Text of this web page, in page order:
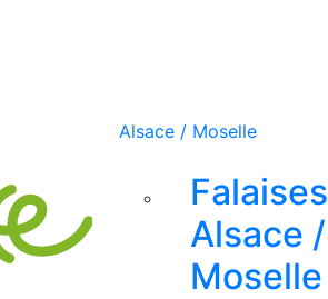
Alsace / Moselle
Falaises
Alsace /
Moselle